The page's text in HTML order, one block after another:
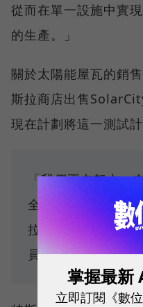
從而在單一設施中實
的生產。」
關於太陽能屋瓦的銷
斯拉商店出售
現在計劃將這一測試
「我們正在努力，
全力配置美國本土
拉商店，並提供專
員。」
掌握最新
立即訂閱《數